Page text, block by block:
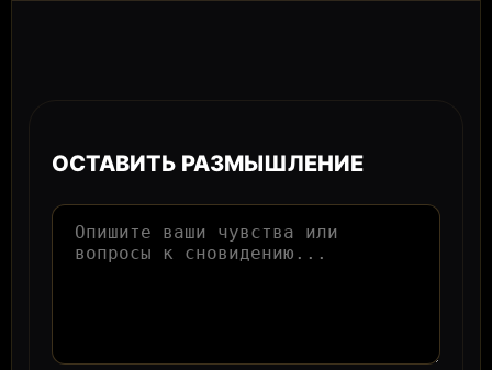
ОСТАВИТЬ РАЗМЫШЛЕНИЕ